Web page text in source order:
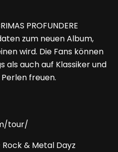
PROFUNDERE
zum neuen Album,
wird. Die Fans können
als auch auf Klassiker und
freuen.
tour/
& Metal Dayz